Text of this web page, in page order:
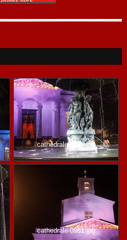
cathedrale-0993.jpg
cathedrale-0981.jpg